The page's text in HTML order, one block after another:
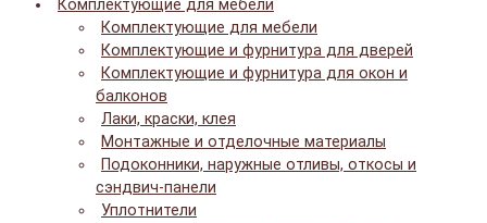
Комплектующие для мебели
Комплектующие для мебели
Комплектующие и фурнитура для дверей
Комплектующие и фурнитура для окон и
балконов
Лаки, краски, клея
Монтажные и отделочные материалы
Подоконники, наружные отливы, откосы и
сэндвич-панели
Уплотнители